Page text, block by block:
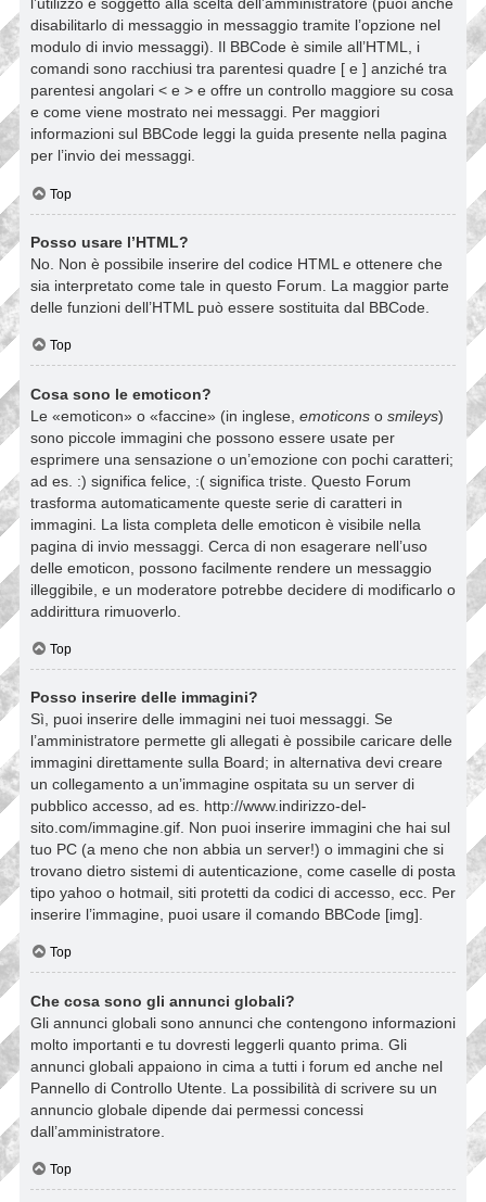
l’utilizzo è soggetto alla scelta dell’amministratore (puoi anche
disabilitarlo di messaggio in messaggio tramite l’opzione nel
modulo di invio messaggi). Il BBCode è simile all’HTML, i
comandi sono racchiusi tra parentesi quadre [ e ] anziché tra
parentesi angolari < e > e offre un controllo maggiore su cosa
e come viene mostrato nei messaggi. Per maggiori
informazioni sul BBCode leggi la guida presente nella pagina
per l’invio dei messaggi.
Top
Posso usare l’HTML?
No. Non è possibile inserire del codice HTML e ottenere che
sia interpretato come tale in questo Forum. La maggior parte
delle funzioni dell’HTML può essere sostituita dal BBCode.
Top
Cosa sono le emoticon?
Le «emoticon» o «faccine» (in inglese, emoticons o smileys)
sono piccole immagini che possono essere usate per
esprimere una sensazione o un’emozione con pochi caratteri;
ad es. :) significa felice, :( significa triste. Questo Forum
trasforma automaticamente queste serie di caratteri in
immagini. La lista completa delle emoticon è visibile nella
pagina di invio messaggi. Cerca di non esagerare nell’uso
delle emoticon, possono facilmente rendere un messaggio
illeggibile, e un moderatore potrebbe decidere di modificarlo o
addirittura rimuoverlo.
Top
Posso inserire delle immagini?
Sì, puoi inserire delle immagini nei tuoi messaggi. Se
l’amministratore permette gli allegati è possibile caricare delle
immagini direttamente sulla Board; in alternativa devi creare
un collegamento a un’immagine ospitata su un server di
pubblico accesso, ad es. http://www.indirizzo-del-
sito.com/immagine.gif. Non puoi inserire immagini che hai sul
tuo PC (a meno che non abbia un server!) o immagini che si
trovano dietro sistemi di autenticazione, come caselle di posta
tipo yahoo o hotmail, siti protetti da codici di accesso, ecc. Per
inserire l’immagine, puoi usare il comando BBCode [img].
Top
Che cosa sono gli annunci globali?
Gli annunci globali sono annunci che contengono informazioni
molto importanti e tu dovresti leggerli quanto prima. Gli
annunci globali appaiono in cima a tutti i forum ed anche nel
Pannello di Controllo Utente. La possibilità di scrivere su un
annuncio globale dipende dai permessi concessi
dall’amministratore.
Top